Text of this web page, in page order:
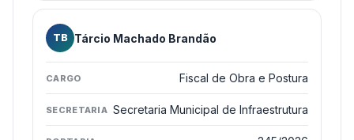
TB Tárcio Machado Brandão
Fiscal de Obra e Postura
Secretaria Municipal de Infraestrutura